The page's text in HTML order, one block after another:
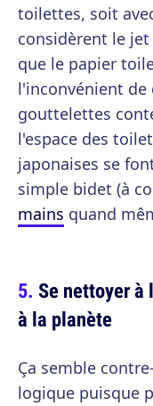
toilettes, soit
considèrent le
que le papier
l'inconvénient de
gouttelettes
l'espace des
japonaises se
simple bidet (à
mains quand
Se nettoyer à
à la planète
Ça semble
logique puisque